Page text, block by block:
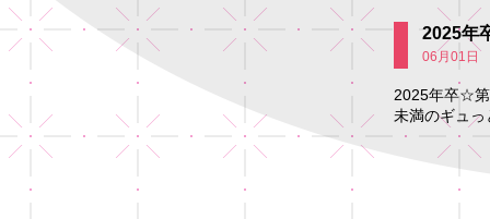
2025年
06月01日
2025年卒☆第
未満のギュ